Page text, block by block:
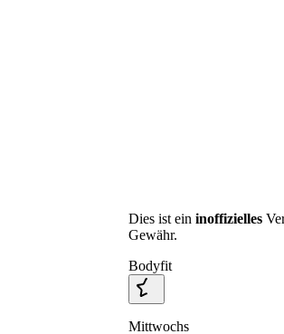
Dies ist ein inoffizielles
Gewähr.
Bodyfit
Mittwochs